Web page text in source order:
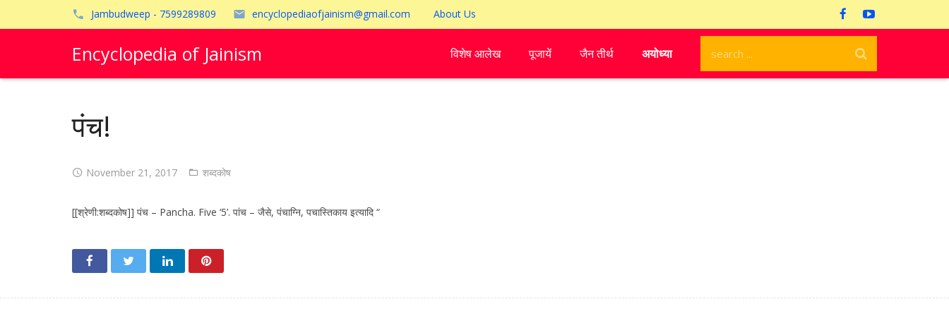
Jambudweep - 7599289809 encyclopediaofjainism@gmail.com About Us
Encyclopedia of Jainism विशेष आलेख पूजायें जैन तीर्थ अयोध्या
पंच!
November 21, 2017 शब्दकोष
[[श्रेणी:शब्दकोष]] पंच – Pancha. Five ‘5’. पांच – जैसे, पंचाग्नि, पचास्तिकाय इत्यादि “